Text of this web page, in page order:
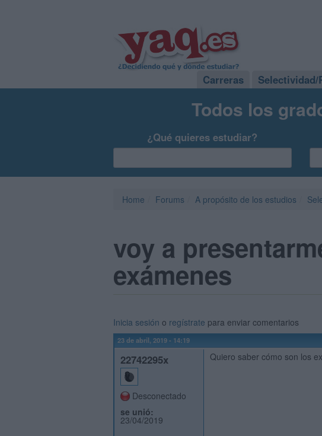
Carreras Selectividad/
Todos los
¿Qué quieres estudiar?
Home Forums A propósito de los estudios
voy a
exámenes
Inicia sesión o regístrate para enviar comentarios
23 de abril, 2019 - 14:19
22742295x
Desconectado
se unió:
23/04/2019
Quiero saber cómo son los